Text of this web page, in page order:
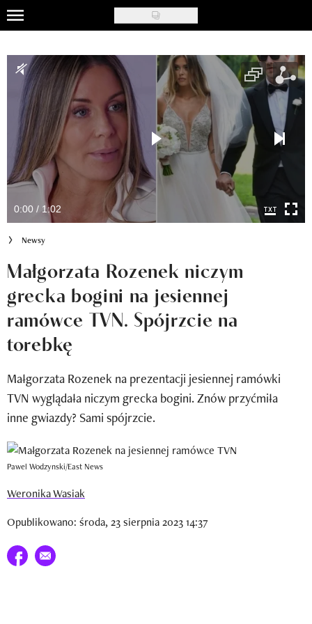
Skip
to
main
content
Moda
Ślub i wesele
Styl życia
Nasze akcje
Inspiracje
Newsy
Newsletter
Wizaz Summer Influ School
Mój profil / Zarejestruj się
0:00 / 1:02
Newsy
Małgorzata Rozenek niczym
grecka bogini na jesiennej
ramówce TVN. Spójrzcie na
torebkę
Małgorzata Rozenek na prezentacji jesiennej ramówki
TVN wyglądała niczym grecka bogini. Znów przyćmiła
inne gwiazdy? Sami spójrzcie.
Pawel Wodzynski/East News
Weronika Wasiak
Opublikowano: środa, 23 sierpnia 2023 14:37
Udostępnij na facebook
E-mail do przyjaciela